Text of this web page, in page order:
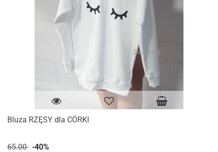
Bluza RZĘSY dla CÓRKI
65.00 -40%